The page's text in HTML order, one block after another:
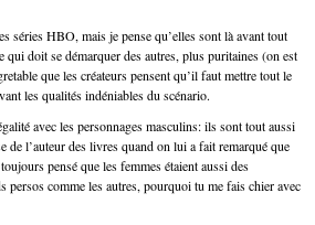
séries HBO, mais je pense qu’elles sont là avant tout
qui doit se démarquer des autres, plus puritaines (on est
que les créateurs pensent qu’il faut mettre tout le
les qualités indéniables du scénario.
avec les personnages masculins: ils sont tout aussi
de l’auteur des livres quand on lui a fait remarqué que
pensé que les femmes étaient aussi des
comme les autres, pourquoi tu me fais chier avec